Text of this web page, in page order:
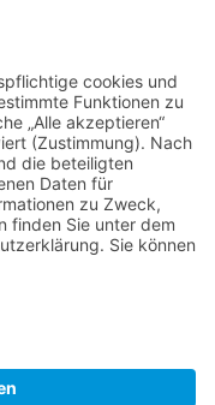
im April 2016
Aber ich
…Frühling
im
Taurus
Gebirge
1.
Teil
E-Mail
Artikel auf
dafür einfach
E-Mailadresse